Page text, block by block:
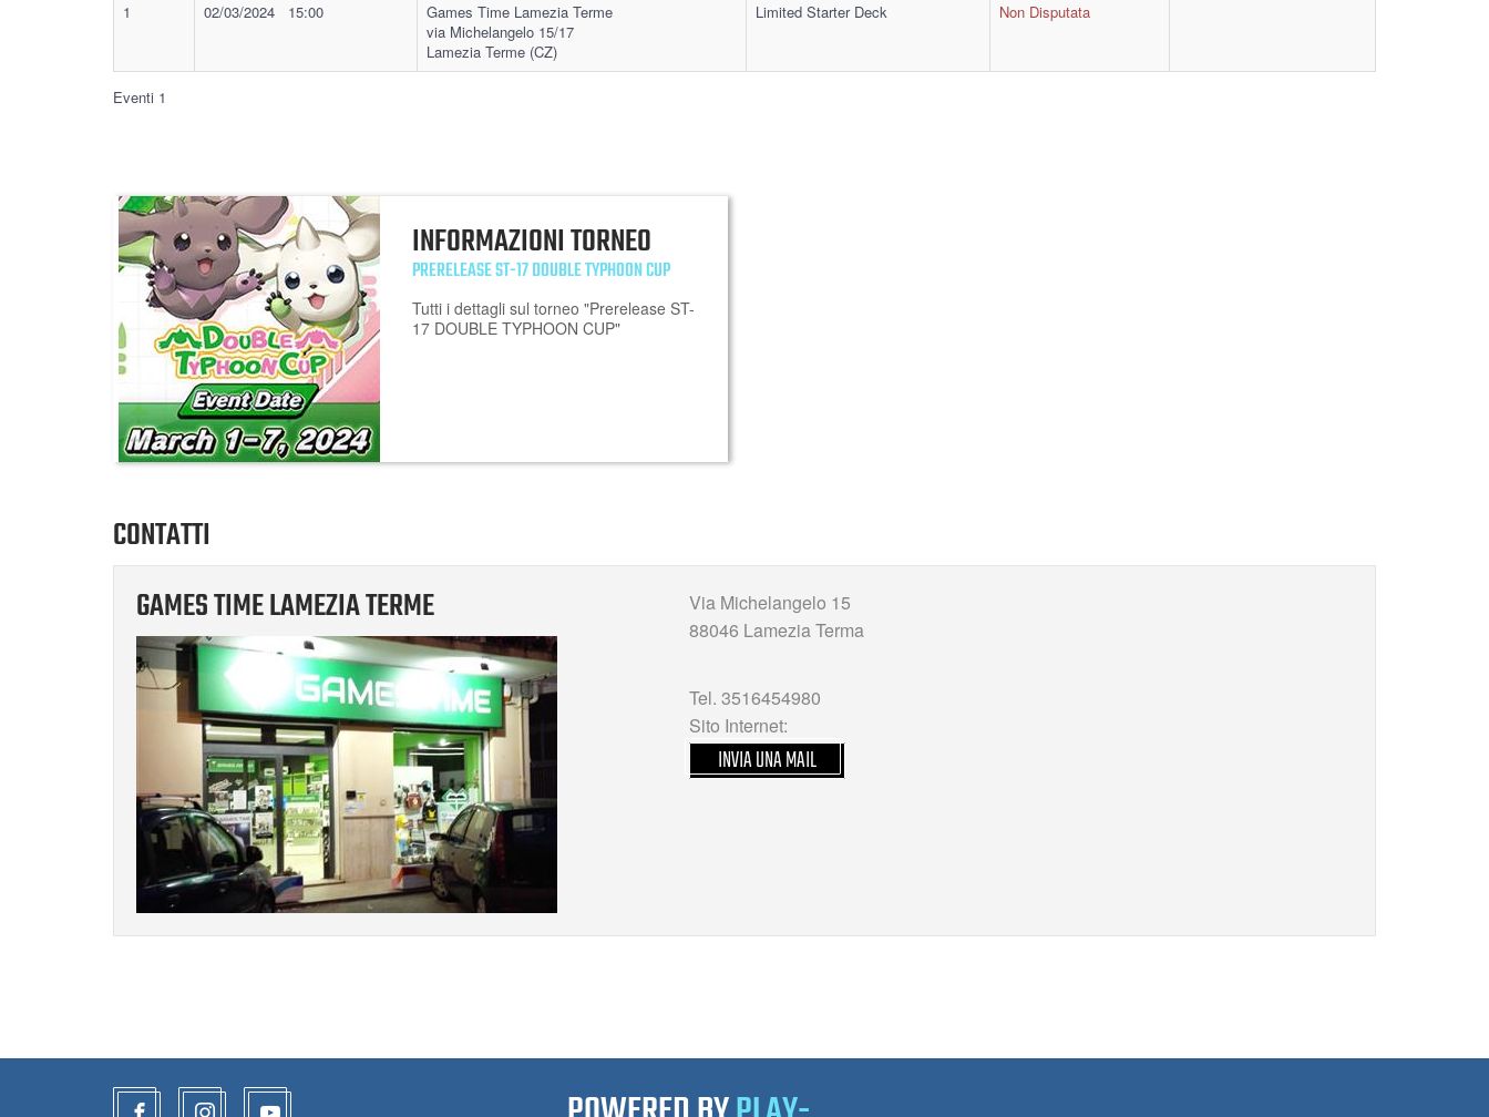
1
02/03/2024 15:00
Games Time Lamezia Terme
via Michelangelo 15/17
Lamezia Terme (CZ)
Limited Starter Deck Non Disputata
Eventi 1
INFORMAZIONI TORNEO
PRERELEASE ST-17 DOUBLE TYPHOON CUP
Tutti i dettagli sul torneo "Prerelease ST-
17 DOUBLE TYPHOON CUP"
CONTATTI
GAMES TIME LAMEZIA TERME
Via Michelangelo 15
88046 Lamezia Terma
Tel. 3516454980
Sito Internet:
INVIA UNA MAIL